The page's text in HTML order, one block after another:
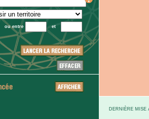
ou entre et
DERNIÈRE MISE